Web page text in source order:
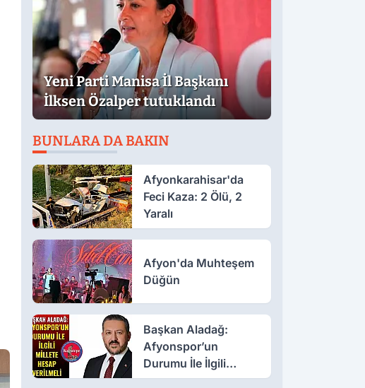
Yeni Parti Manisa İl Başkanı
İlksen Özalper tutuklandı
BUNLARA DA BAKIN
Afyonkarahisar'da
Feci Kaza: 2 Ölü, 2
Yaralı
Afyon'da Muhteşem
Düğün
Başkan Aladağ:
Afyonspor’un
Durumu İle İlgili
Millete Hesap